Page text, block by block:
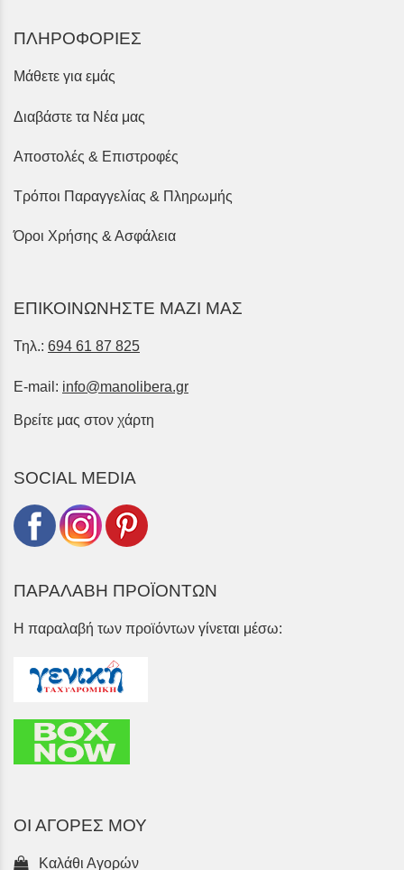
ΠΛΗΡΟΦΟΡΙΕΣ
Μάθετε για εμάς
Διαβάστε τα Νέα μας
Αποστολές & Επιστροφές
Τρόποι Παραγγελίας & Πληρωμής
Όροι Χρήσης & Ασφάλεια
ΕΠΙΚΟΙΝΩΝΗΣΤΕ ΜΑΖΙ ΜΑΣ
Τηλ.: 694 61 87 825
E-mail: info@manolibera.gr
Βρείτε μας στον χάρτη
SOCIAL MEDIA
ΠΑΡΑΛΑΒΗ ΠΡΟΪΟΝΤΩΝ
Η παραλαβή των προϊόντων γίνεται μέσω:
ΟΙ ΑΓΟΡΕΣ ΜΟΥ
Καλάθι Αγορών